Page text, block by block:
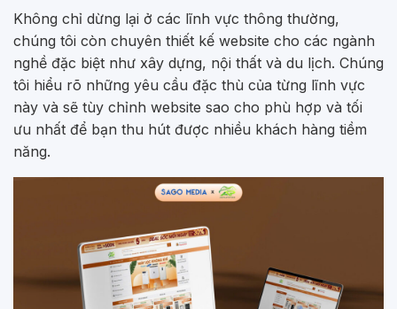
Không chỉ dừng lại ở các lĩnh vực thông thường,
chúng tôi còn chuyên thiết kế website cho các ngành
nghề đặc biệt như xây dựng, nội thất và du lịch. Chúng
tôi hiểu rõ những yêu cầu đặc thù của từng lĩnh vực
này và sẽ tùy chỉnh website sao cho phù hợp và tối
ưu nhất để bạn thu hút được nhiều khách hàng tiềm
năng.